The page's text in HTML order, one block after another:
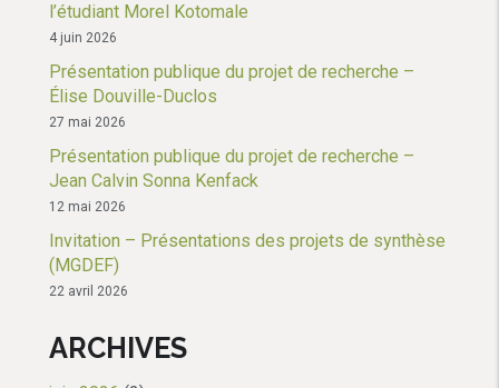
l’étudiant Morel Kotomale
4 juin 2026
Présentation publique du projet de recherche –
Élise Douville-Duclos
27 mai 2026
Présentation publique du projet de recherche –
Jean Calvin Sonna Kenfack
12 mai 2026
Invitation – Présentations des projets de synthèse
(MGDEF)
22 avril 2026
ARCHIVES